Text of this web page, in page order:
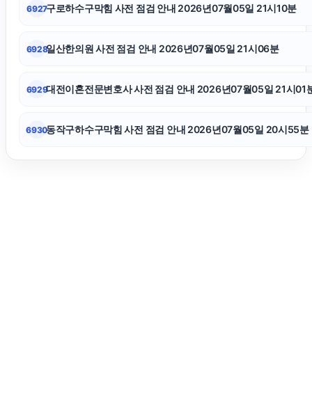
중랑하수구막힘
인스타그램 좋아요
양천하수구막힘
6927구로하수구막힘 사전 점검 안내 2026년07월05일 21시10분
6928일산한의원 사전 점검 안내 2026년07월05일 21시06분
6929대전이혼전문변호사 사전 점검 안내 2026년07월05일 21시01
6930동작구하수구막힘 사전 점검 안내 2026년07월05일 20시55분